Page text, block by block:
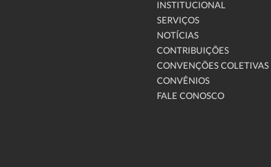
INSTITUCIONAL
SERVIÇOS
NOTÍCIAS
CONTRIBUIÇÕES
CONVENÇÕES COLETIVAS
CONVÊNIOS
FALE CONOSCO